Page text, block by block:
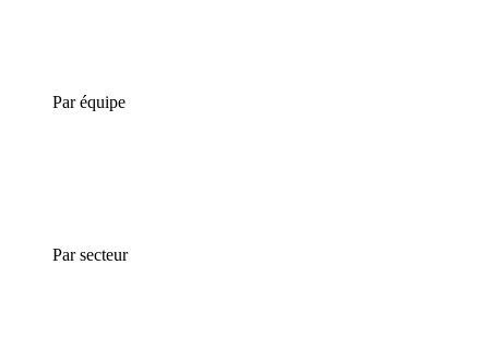
Par équipe
Par secteur